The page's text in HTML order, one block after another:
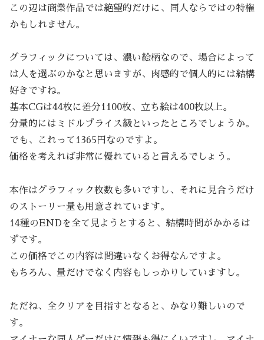
この辺は商業作品では絶望的だけに、同人ならではの特権
かもしれません。
グラフィックについては、濃い絵柄なので、場合によって
は人を選ぶのかなと思いますが、肉感的で個人的には結構
好きですね。
基本CGは44枚に差分1100枚、立ち絵は400枚以上。
分量的にはミドルプライス級といったところでしょうか。
でも、これって1365円なのですよ。
価格を考えれば非常に優れていると言えるでしょう。
本作はグラフィック枚数も多いですし、それに見合うだけ
のストーリー量も用意されています。
14種のENDを全て見ようとすると、結構時間がかかるは
ずです。
この価格でこの内容は間違いなくお得なんですよ。
もちろん、量だけでなく内容もしっかりしていますし。
ただね、全クリアを目指すとなると、かなり難しいので
す。